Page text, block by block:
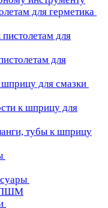
для герметика
для
для
для смазки
к шприцу для
тубы к шприцу
ПШМ